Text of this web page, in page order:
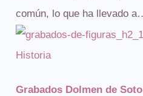
común, lo que ha llevado
Historia
Grabados Dolmen de